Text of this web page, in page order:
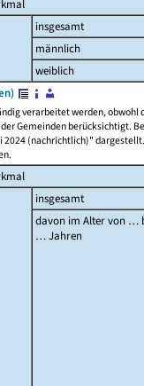
insgesamt
männlich
weiblich
verarbeitet werden,
Gemeinden berücksichtigt.
2024 (nachrichtlich)" dargestellt.
insgesamt
davon im Alter von …
… Jahren